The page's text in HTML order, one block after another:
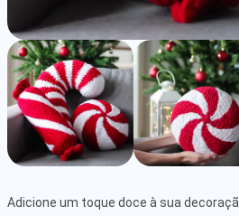
Adicione um toque doce à sua